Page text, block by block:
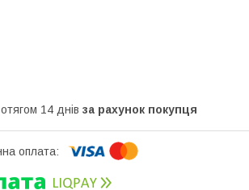
14 днів за рахунок покупця